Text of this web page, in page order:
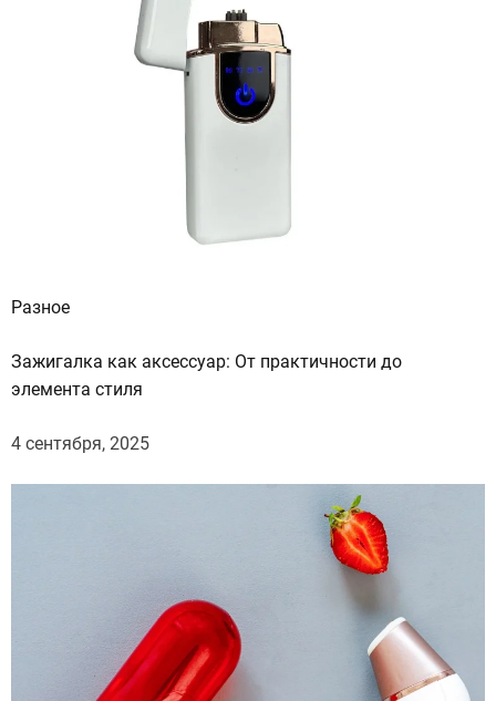
Разное
Зажигалка как аксессуар: От практичности до
элемента стиля
4 сентября, 2025